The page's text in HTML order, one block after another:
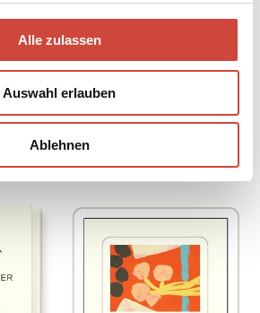
Alle zulassen
Auswahl erlauben
Ablehnen